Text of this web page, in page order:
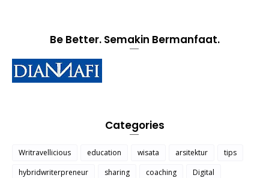
Be Better. Semakin Bermanfaat.
Categories
Writravellicious education wisata arsitektur
tips
hybridwriterpreneur
sharing coaching
Digital